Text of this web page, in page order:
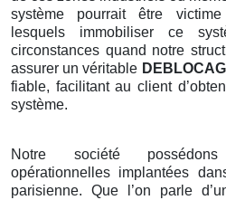
système pourrait être
lesquels immobiliser ce
circonstances quand notre
assurer un véritable
fiable, facilitant au client
système.
Notre société
opérationnelles implantées
parisienne. Que l’on parle